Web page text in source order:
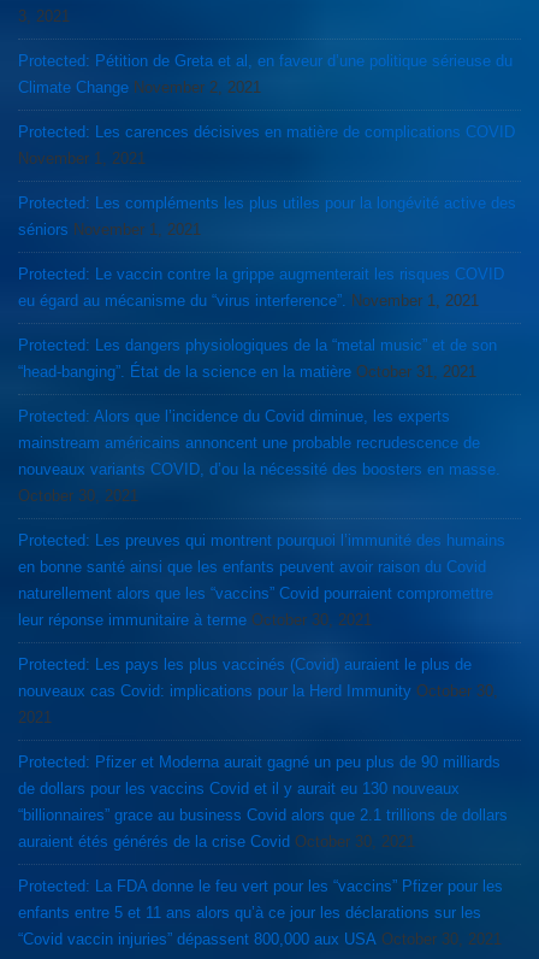
3, 2021
Protected: Pétition de Greta et al, en faveur d’une politique sérieuse du
Climate Change November 2, 2021
Protected: Les carences décisives en matière de complications COVID
November 1, 2021
Protected: Les compléments les plus utiles pour la longévité active des
séniors November 1, 2021
Protected: Le vaccin contre la grippe augmenterait les risques COVID
eu égard au mécanisme du “virus interference”. November 1, 2021
Protected: Les dangers physiologiques de la “metal music” et de son
“head-banging”. État de la science en la matière October 31, 2021
Protected: Alors que l’incidence du Covid diminue, les experts
mainstream américains annoncent une probable recrudescence de
nouveaux variants COVID, d’ou la nécessité des boosters en masse.
October 30, 2021
Protected: Les preuves qui montrent pourquoi l’immunité des humains
en bonne santé ainsi que les enfants peuvent avoir raison du Covid
naturellement alors que les “vaccins” Covid pourraient compromettre
leur réponse immunitaire à terme October 30, 2021
Protected: Les pays les plus vaccinés (Covid) auraient le plus de
nouveaux cas Covid: implications pour la Herd Immunity October 30,
2021
Protected: Pfizer et Moderna aurait gagné un peu plus de 90 milliards
de dollars pour les vaccins Covid et il y aurait eu 130 nouveaux
“billionnaires” grace au business Covid alors que 2.1 trillions de dollars
auraient étés générés de la crise Covid October 30, 2021
Protected: La FDA donne le feu vert pour les “vaccins” Pfizer pour les
enfants entre 5 et 11 ans alors qu’à ce jour les déclarations sur les
“Covid vaccin injuries” dépassent 800,000 aux USA October 30, 2021